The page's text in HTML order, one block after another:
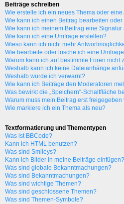
Beiträge schreiben
Wie erstelle ich ein neues Thema oder eine
Wie kann ich einen Beitrag bearbeiten
Wie kann ich meinem Beitrag eine Signatur
Wie kann ich eine Umfrage erstellen?
Wieso kann ich nicht mehr
Wie bearbeite oder lösche ich eine
Warum kann ich auf bestimmte Foren nicht
Weshalb kann ich keine Dateianhänge
Weshalb wurde ich verwarnt?
Wie kann ich Beiträge den Moderatoren
Was bewirkt die „Speichern“-Schaltfläche
Warum muss mein Beitrag erst freigegeben
Wie markiere ich ein Thema als neu?
Textformatierung und Thementypen
Was ist BBCode?
Kann ich HTML benutzen?
Was sind Smileys?
Kann ich Bilder in meine Beiträge einfügen?
Was sind globale Bekanntmachungen?
Was sind Bekanntmachungen?
Was sind wichtige Themen?
Was sind geschlossene Themen?
Was sind Themen-Symbole?